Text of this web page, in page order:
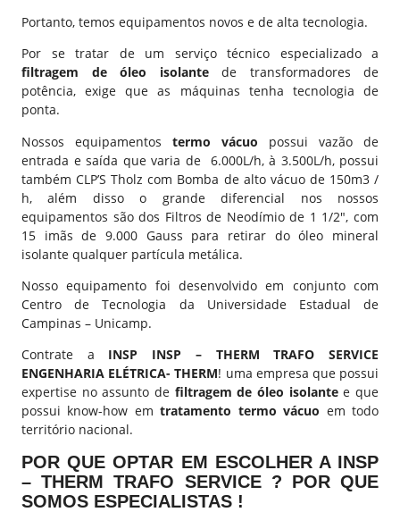
Portanto, temos equipamentos novos e de alta tecnologia.
Por se tratar de um serviço técnico especializado a
filtragem de óleo isolantede transformadores de
potência, exige que as máquinas tenha tecnologia de
ponta.
Nossos equipamentos termo vácuo possui vazão de
entrada e saída que varia de 6.000L/h, à 3.500L/h, possui
também CLP’S Tholz com Bomba de alto vácuo de 150m3 /
h, além disso o grande diferencial nos nossos
equipamentos são dos Filtros de Neodímio de 1 1/2″, com
15 imãs de 9.000 Gauss para retirar do óleo mineral
isolante qualquer partícula metálica.
Nosso equipamento foi desenvolvido em conjunto com
Centro de Tecnologia da Universidade Estadual de
Campinas – Unicamp.
Contrate a INSP INSP – THERM TRAFO SERVICE
ENGENHARIA ELÉTRICA- THERM! uma empresa que possui
expertise no assunto de filtragem de óleo isolantee que
possui know-how emtratamento termo vácuo em todo
território nacional.
POR QUE OPTAR EM ESCOLHER A INSP
– THERM TRAFO SERVICE ? POR QUE
SOMOS ESPECIALISTAS !